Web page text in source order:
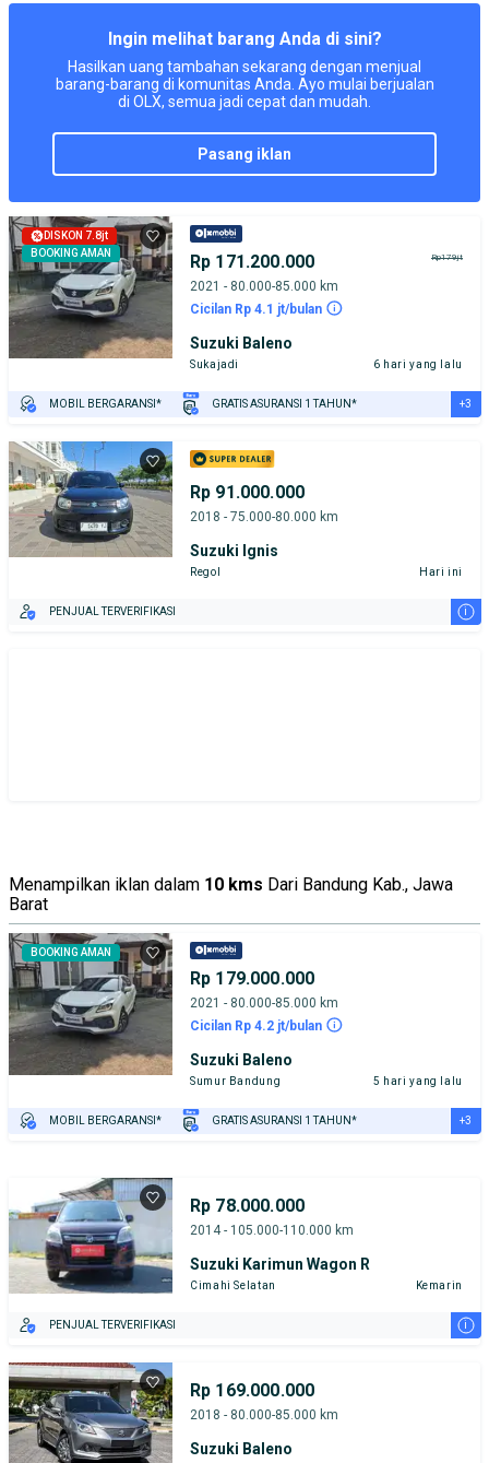
Ingin melihat barang Anda di sini?
Hasilkan uang tambahan sekarang dengan menjual
barang-barang di komunitas Anda. Ayo mulai berjualan
di OLX, semua jadi cepat dan mudah.
pasang iklan
DISKON 7.8jt
BOOKING AMAN
Rp 171.200.000 Rp179jt
2021 - 80.000-85.000 km
Cicilan Rp 4.1 jt/bulan
Suzuki Baleno
Sukajadi 6 hari yang lalu
MOBIL BERGARANSI* GRATIS ASURANSI 1 TAHUN*
PENJUAL TERVERIFIKASI
+3
Rp 91.000.000
2018 - 75.000-80.000 km
Suzuki Ignis
Regol Hari ini
PENJUAL TERVERIFIKASI i
Menampilkan iklan dalam 10 kms Dari Bandung Kab., Jawa
Barat
BOOKING AMAN
Rp 179.000.000
2021 - 80.000-85.000 km
Cicilan Rp 4.2 jt/bulan
Suzuki Baleno
Sumur Bandung 5 hari yang lalu
MOBIL BERGARANSI* GRATIS ASURANSI 1 TAHUN* +3
Rp 78.000.000
2014 - 105.000-110.000 km
Suzuki Karimun Wagon R
Cimahi Selatan Kemarin
PENJUAL TERVERIFIKASI i
Rp 169.000.000
2018 - 80.000-85.000 km
Suzuki Baleno